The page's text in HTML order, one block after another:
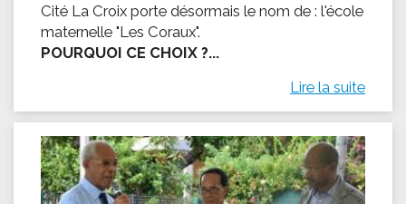
Cité La Croix porte désormais le nom de : l'école
maternelle "Les Coraux".
POURQUOI CE CHOIX ?...
Lire la suite